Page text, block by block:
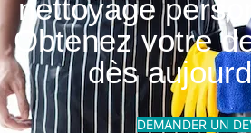
nettoyage
Obtenez votre
dès
DEMANDER UN